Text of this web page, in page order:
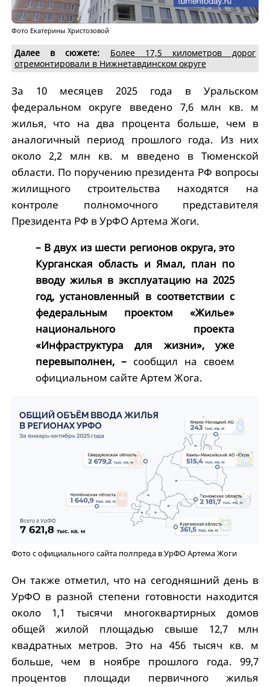
Фото Екатерины Христозовой
Далее в сюжете:
Более 17,5 километров дорог
отремонтировали в Нижнетавдинском округе
За 10 месяцев 2025 года в Уральском
федеральном округе введено 7,6 млн кв. м
жилья, что на два процента больше, чем в
аналогичный период прошлого года. Из них
около 2,2 млн кв. м введено в Тюменской
области. По поручению президента РФ вопросы
жилищного строительства находятся на
контроле полномочного представителя
Президента РФ в УрФО Артема Жоги.
– В двух из шести регионов округа, это
Курганская область и Ямал, план по
вводу жилья в эксплуатацию на 2025
год, установленный в соответствии с
федеральным проектом «Жилье»
национального проекта
«Инфраструктура для жизни», уже
перевыполнен, –сообщил на своем
официальном сайте Артем Жога.
Фото с официального сайта полпреда в УрФО Артема Жоги
Он также отметил, что на сегодняшний день в
УрФО в разной степени готовности находится
около 1,1 тысячи многоквартирных домов
общей жилой площадью свыше 12,7 млн
квадратных метров. Это на 456 тысяч кв. м
больше, чем в ноябре прошлого года. 99,7
процентов площади первичного жилья